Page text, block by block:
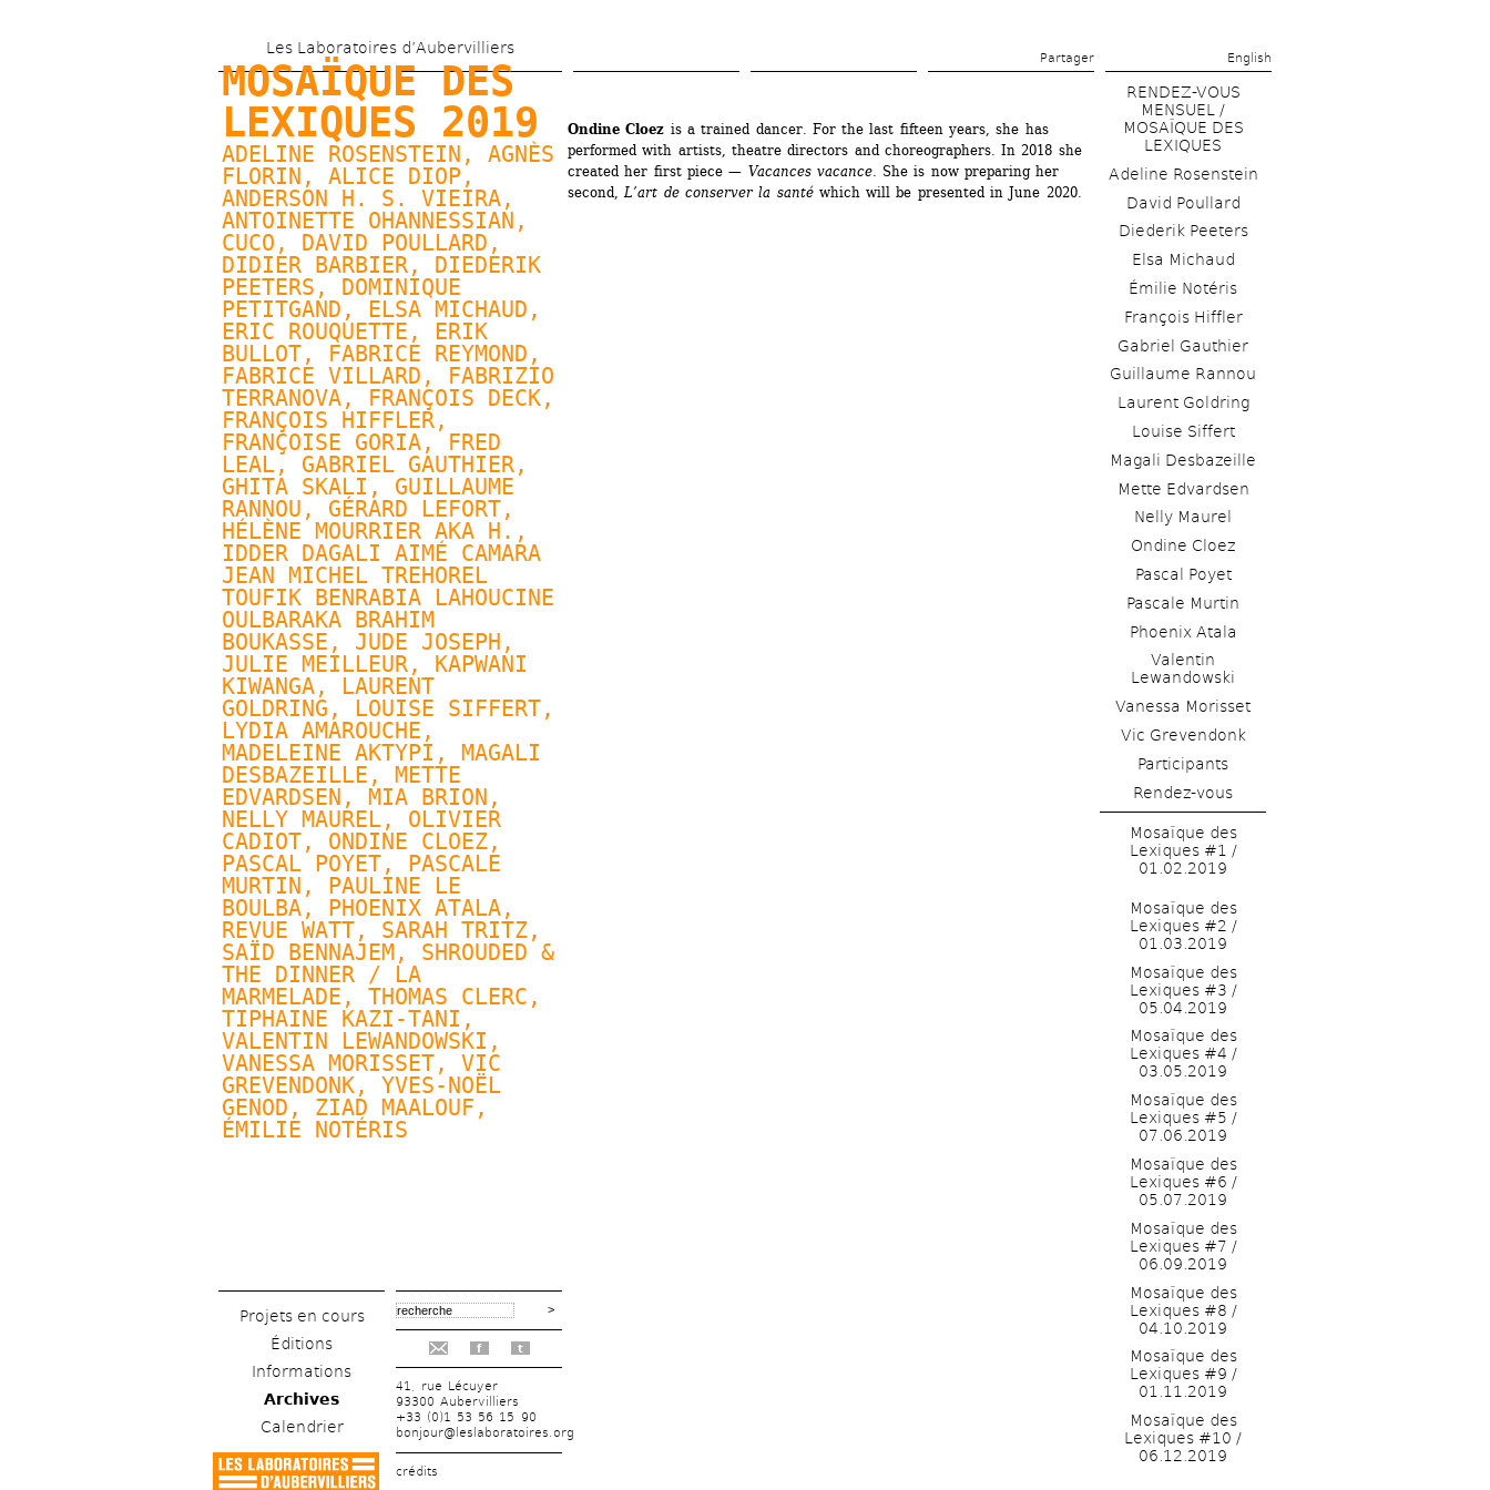
contenu
Les Laboratoires d’Aubervilliers
Partager English
MOSAÏQUE DES
LEXIQUES 2019
ADELINE ROSENSTEIN, AGNÈS
FLORIN , ALICE DIOP,
ANDERSON H. S. VIEIRA,
ANTOINETTE OHANNESSIAN ,
CUCO, DAVID POULLARD ,
DIDIER BARBIER, DIEDERIK
PEETERS , DOMINIQUE
PETITGAND , ELSA MICHAUD ,
ERIC ROUQUETTE, ERIK
BULLOT, FABRICE REYMOND,
FABRICE VILLARD , FABRIZIO
TERRANOVA, FRANÇOIS DECK,
FRANÇOIS HIFFLER,
FRANÇOISE GORIA, FRED
LEAL, GABRIEL GAUTHIER,
GHITA SKALI, GUILLAUME
RANNOU , GÉRARD LEFORT,
HÉLÈNE MOURRIER AKA H.,
IDDER DAGALI AIMÉ CAMARA
JEAN MICHEL TREHOREL
TOUFIK BENRABIA LAHOUCINE
OULBARAKA BRAHIM
BOUKASSE, JUDE JOSEPH,
JULIE MEILLEUR, KAPWANI
KIWANGA, LAURENT
GOLDRING , LOUISE SIFFERT,
LYDIA AMAROUCHE,
MADELEINE AKTYPI, MAGALI
DESBAZEILLE, METTE
EDVARDSEN , MIA BRION,
NELLY MAUREL, OLIVIER
CADIOT, ONDINE CLOEZ,
PASCAL POYET, PASCALE
MURTIN , PAULINE LE
BOULBA, PHOENIX ATALA,
REVUE WATT, SARAH TRITZ,
SAÏD BENNAJEM, SHROUDED &
THE DINNER / LA
MARMELADE, THOMAS CLERC ,
TIPHAINE KAZI-TANI,
VALENTIN LEWANDOWSKI ,
VANESSA MORISSET, VIC
GREVENDONK, YVES-NOËL
GENOD , ZIAD MAALOUF,
ÉMILIE NOTÉRIS
Projets en cours
Éditions
Informations
Archives
Calendrier
f t
41, rue Lécuyer
93300 Aubervilliers
+33 (0)1 53 56 15 90
bonjour@leslaboratoires.org
crédits
Ondine Cloez is a trained dancer. For the last fifteen years, she has
performed with artists, theatre directors and choreographers. In 2018 she
created her first piece — Vacances vacance. She is now preparing her
second, L’art de conserver la santéwhich will be presented in June 2020.
RENDEZ-VOUS
MENSUEL /
MOSAÏQUE DES
LEXIQUES
Adeline Rosenstein
David Poullard
Diederik Peeters
Elsa Michaud
Émilie Notéris
François Hiffler
Gabriel Gauthier
Guillaume Rannou
Laurent Goldring
Louise Siffert
Magali Desbazeille
Mette Edvardsen
Nelly Maurel
Ondine Cloez
Pascal Poyet
Pascale Murtin
Phoenix Atala
Valentin
Lewandowski
Vanessa Morisset
Vic Grevendonk
Rendez-vous
Mosaïque des
Lexiques #1 /
01.02.2019
Mosaïque des
Lexiques #2 /
01.03.2019
Mosaïque des
Lexiques #3 /
05.04.2019
Mosaïque des
Lexiques #4 /
03.05.2019
Mosaïque des
Lexiques #5 /
07.06.2019
Mosaïque des
Lexiques #6 /
05.07.2019
Mosaïque des
Lexiques #7 /
06.09.2019
Mosaïque des
Lexiques #8 /
04.10.2019
Mosaïque des
Lexiques #9 /
01.11.2019
Mosaïque des
Lexiques #10 /
06.12.2019